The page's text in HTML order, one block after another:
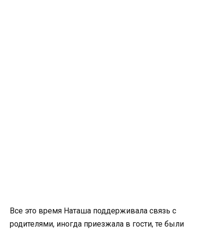
Все это время Наташа поддерживала связь с
родителями, иногда приезжала в гости, те были